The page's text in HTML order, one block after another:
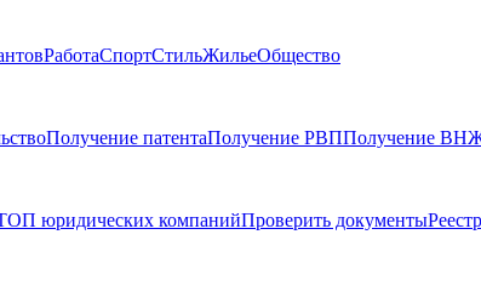
РаботаСпортСтильЖильеОбщество
Получение патентаПолучение РВППолучение
юридических компанийПроверить документы